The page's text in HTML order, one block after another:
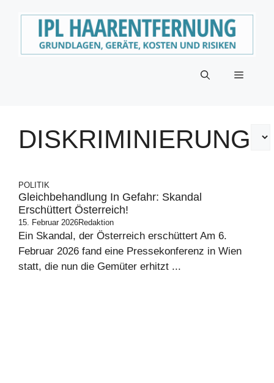
Menü
DISKRIMINIERUNG
POLITIK
Gleichbehandlung In Gefahr: Skandal
Erschüttert Österreich!
15. Februar 2026Redaktion
Ein Skandal, der Österreich erschüttert Am 6.
Februar 2026 fand eine Pressekonferenz in Wien
statt, die nun die Gemüter erhitzt ...